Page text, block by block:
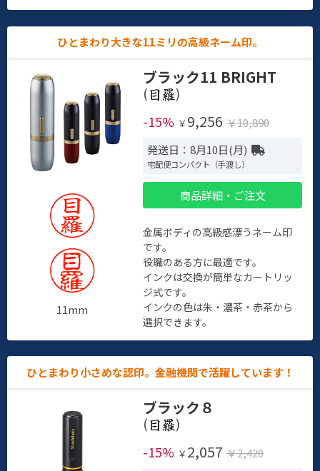
ひとまわり大きな11ミリの高級ネーム印。
11mm
ブラック11 BRIGHT
(
)
-15% ￥ 9,256 ￥10,890
発送日：8月10日(月)
宅配便コンパクト（手渡し）
商品詳細・ご注文
金属ボディの高級感漂うネーム印
です。
役職のある方に最適です。
インクは交換が簡単なカートリッ
ジ式です。
インクの色は朱・濃茶・赤茶から
選択できます。
ひとまわり小さめな認印。金融機関で活躍しています！
ブラック８
(
)
-15% ￥ 2,057 ￥2,420